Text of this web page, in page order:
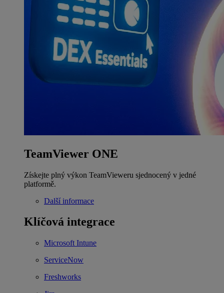
TeamViewer ONE
Získejte plný výkon TeamVieweru sjednocený v jedné
platformě.
Další informace
Klíčová integrace
Microsoft Intune
ServiceNow
Freshworks